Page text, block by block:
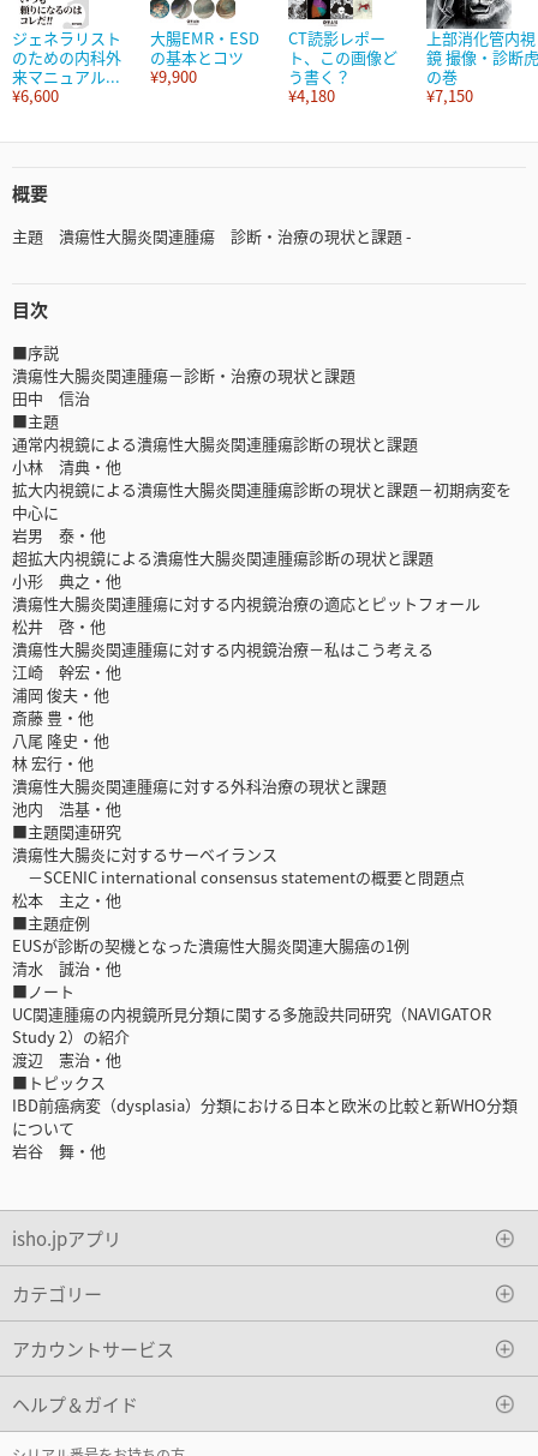
ジェネラリスト
のための内科外
来マニュアル...
¥6,600
大腸EMR・ESD
の基本とコツ
¥9,900
CT読影レポー
ト、この画像ど
う書く？
¥4,180
上部消化管内視
鏡 撮像・診断虎
の巻
¥7,150
概要
主題 潰瘍性大腸炎関連腫瘍 診断・治療の現状と課題 -
目次
■序説
潰瘍性大腸炎関連腫瘍－診断・治療の現状と課題
田中 信治
■主題
通常内視鏡による潰瘍性大腸炎関連腫瘍診断の現状と課題
小林 清典・他
拡大内視鏡による潰瘍性大腸炎関連腫瘍診断の現状と課題－初期病変を
中心に
岩男 泰・他
超拡大内視鏡による潰瘍性大腸炎関連腫瘍診断の現状と課題
小形 典之・他
潰瘍性大腸炎関連腫瘍に対する内視鏡治療の適応とピットフォール
松井 啓・他
潰瘍性大腸炎関連腫瘍に対する内視鏡治療－私はこう考える
江崎 幹宏・他
浦岡 俊夫・他
斎藤 豊・他
八尾 隆史・他
林 宏行・他
潰瘍性大腸炎関連腫瘍に対する外科治療の現状と課題
池内 浩基・他
■主題関連研究
潰瘍性大腸炎に対するサーベイランス
－SCENIC international consensus statementの概要と問題点
松本 主之・他
■主題症例
EUSが診断の契機となった潰瘍性大腸炎関連大腸癌の1例
清水 誠治・他
■ノート
UC関連腫瘍の内視鏡所見分類に関する多施設共同研究（NAVIGATOR
Study 2）の紹介
渡辺 憲治・他
■トピックス
IBD前癌病変（dysplasia）分類における日本と欧米の比較と新WHO分類
について
岩谷 舞・他
isho.jpアプリ
カテゴリー
アカウントサービス
ヘルプ＆ガイド